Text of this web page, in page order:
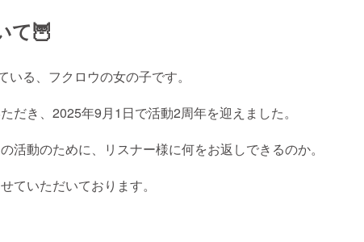
て🦉
る、フクロウの女の子です。
だき、2025年9月1日で活動2周年を迎えました。
活動のために、リスナー様に何をお返しできるのか。
ていただいております。